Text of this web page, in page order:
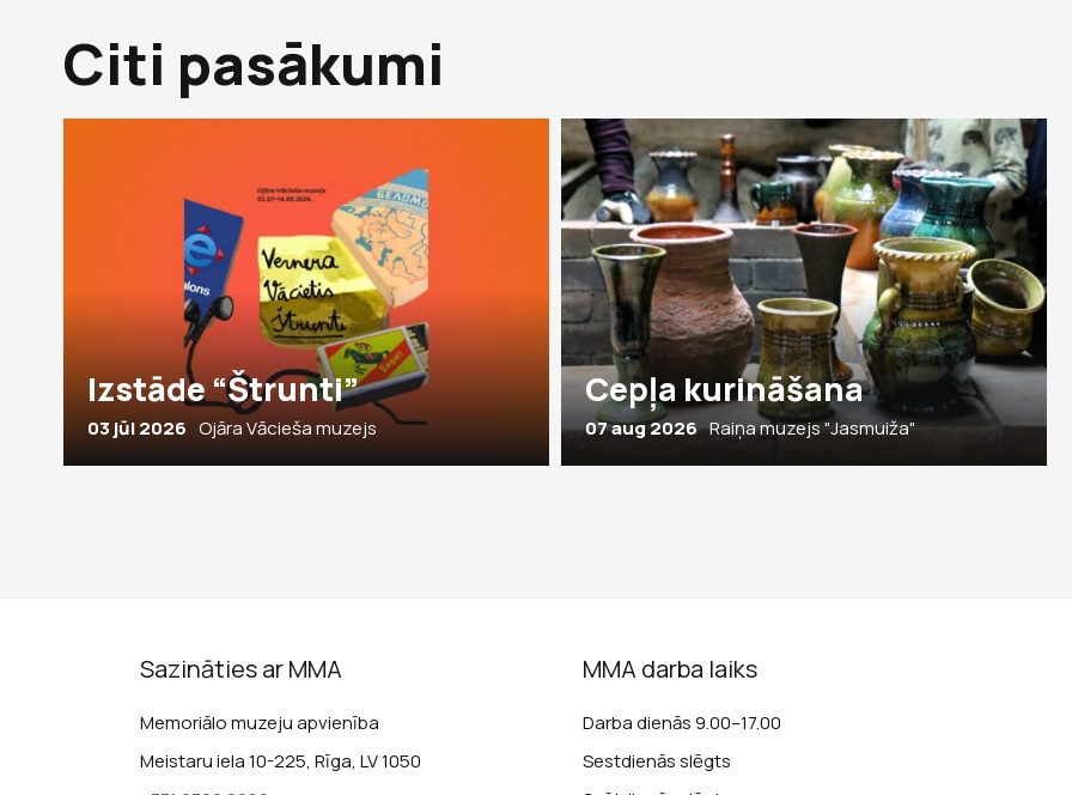
Citi pasākumi
Izstāde “Štrunti”
03 jūl 2026 Ojāra Vācieša muzejs
Cepļa kurināšana
07 aug 2026 Raiņa muzejs "Jasmuiža"
Sazināties ar MMA
Memoriālo muzeju apvienība
Meistaru iela 10-225, Rīga, LV 1050
MMA darba laiks
Darba dienās 9.00–17.00
Sestdienās slēgts